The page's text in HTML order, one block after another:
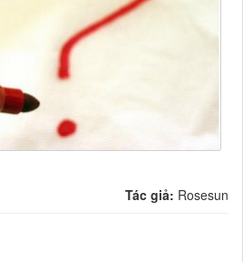
Tác giả: Rosesun